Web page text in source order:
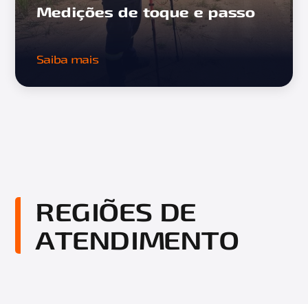
Medições de toque e passo
Saiba mais
REGIÕES DE
ATENDIMENTO